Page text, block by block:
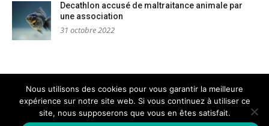
Decathlon accusé de maltraitance animale par
une association
31 octobre 2022
Mentions légales
Nous contacter
Copyright © PM Dignités - L'info sociale, solidaire et engagée–
Nous utilisons des cookies pour vous garantir la meilleure
expérience sur notre site web. Si vous continuez à utiliser ce
site, nous supposerons que vous en êtes satisfait.